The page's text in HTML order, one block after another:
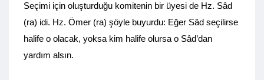
Seçimi için oluşturduğu komitenin bir üyesi de Hz. Sâd
(ra) idi. Hz. Ömer (ra) şöyle buyurdu: Eğer Sâd seçilirse
halife o olacak, yoksa kim halife olursa o Sâd’dan
yardım alsın.